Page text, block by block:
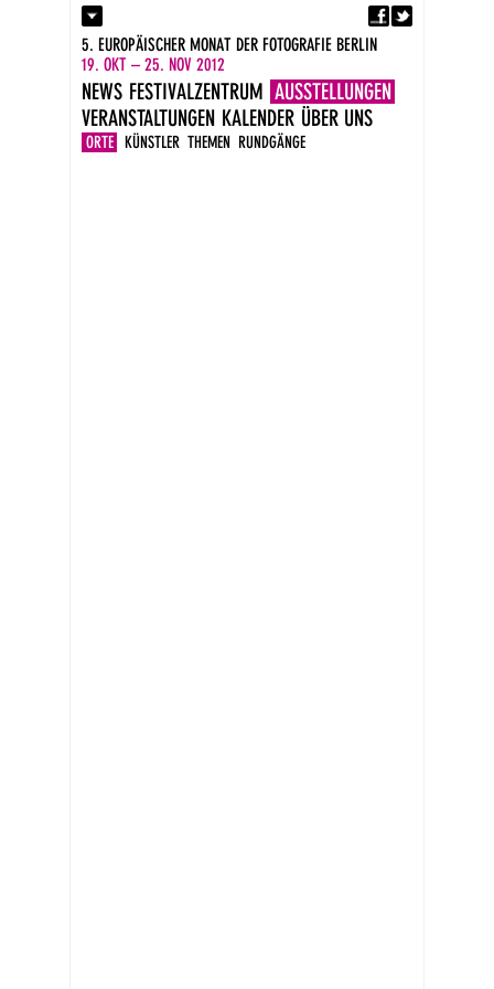
Kontakt
Presse
Newsletter
Impressum
DE
EN
5. EUROPÄISCHER MONAT DER FOTOGRAFIE BERLIN
19. OKT – 25. NOV 2012
NEWS FESTIVALZENTRUM AUSSTELLUNGEN
ORTE KÜNSTLER THEMEN RUNDGÄNGE
VERANSTALTUNGEN KALENDER ÜBER UNS